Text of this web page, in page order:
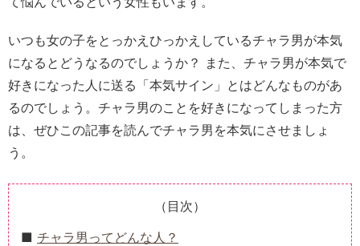
いつも女の子をとっかえひっかえしているチャラ男が本気
になるとどうなるのでしょうか？ また、チャラ男が本気で
好きになった人に送る「本気サイン」とはどんなものがあ
るのでしょう。チャラ男のことを好きになってしまった方
は、ぜひこの記事を読んでチャラ男を本気にさせましょ
う。
（目次）
チャラ男ってどんな人？